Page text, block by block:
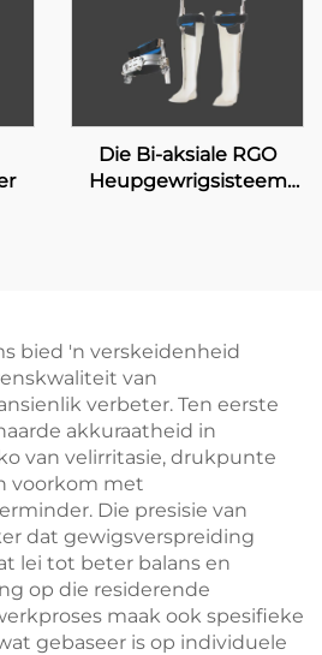
Die Bi-aksiale RGO
Heupgewrigsisteem
bied 'n verskeidenheid
van
verbeter. Ten eerste
akkuraatheid in
van velirritasie, drukpunte
voorkom met
Die presisie van
dat gewigsverspreiding
lei tot beter balans en
op die residerende
maak ook spesifieke
gebaseer is op individuele